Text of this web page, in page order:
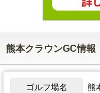
熊本クラウンGC情報
ゴルフ場名 熊